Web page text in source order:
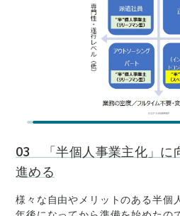
03 「半個人事業主化」に
進める
様々な自由やメリットのある半個